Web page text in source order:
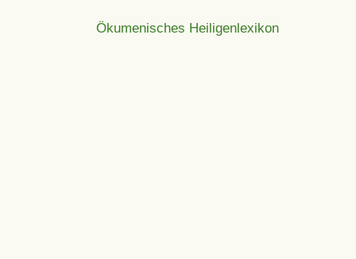
Ökumenisches Heiligenlexikon